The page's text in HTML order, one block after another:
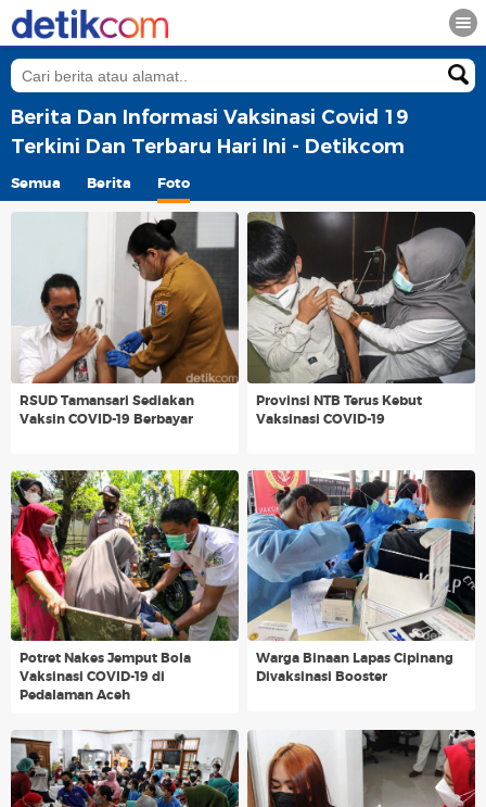
Berita Dan Informasi Vaksinasi Covid 19
Terkini Dan Terbaru Hari Ini - Detikcom
Semua Berita Foto
RSUD Tamansari Sediakan
Vaksin COVID-19 Berbayar
Provinsi NTB Terus Kebut
Vaksinasi COVID-19
Potret Nakes Jemput Bola
Vaksinasi COVID-19 di
Pedalaman Aceh
Warga Binaan Lapas Cipinang
Divaksinasi Booster